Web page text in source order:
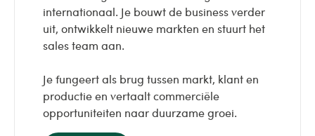
internationaal. Je bouwt de business verder
uit, ontwikkelt nieuwe markten en stuurt het
sales team aan.
Je fungeert als brug tussen markt, klant en
productie en vertaalt commerciële
opportuniteiten naar duurzame groei.